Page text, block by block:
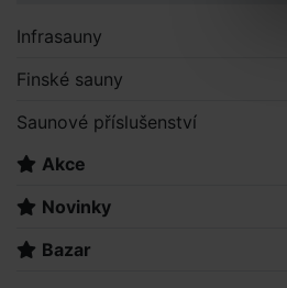
Infrasauny
Finské sauny
Saunové příslušenství
Akce
Novinky
Bazar